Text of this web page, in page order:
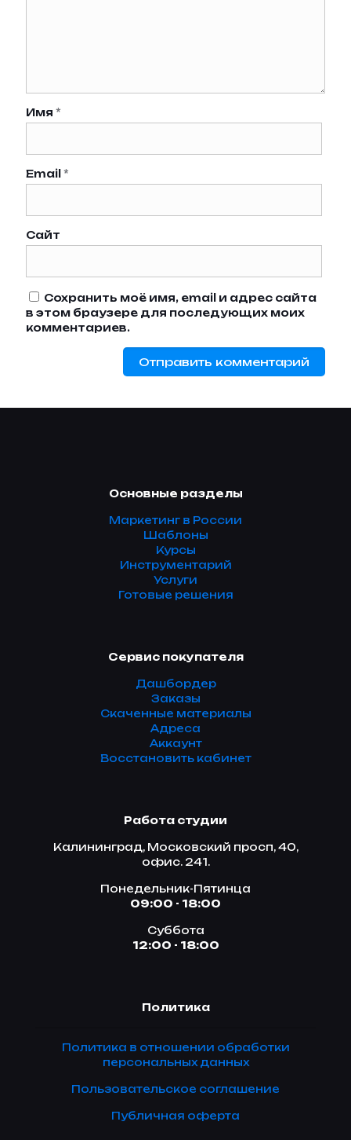
Имя *
Email *
Сайт
Сохранить моё имя, email и адрес сайта
в этом браузере для последующих моих
комментариев.
Основные разделы
Маркетинг в России
Шаблоны
Курсы
Инструментарий
Услуги
Готовые решения
Сервис покупателя
Дашбордер
Заказы
Скаченные материалы
Адреса
Аккаунт
Восстановить кабинет
Работа студии
Калининград, Московский просп, 40,
офис. 241.
Понедельник-Пятинца
09:00 - 18:00
Суббота
12:00 - 18:00
Политика
Политика в отношении обработки
персональных данных
Пользовательское соглашение
Публичная оферта